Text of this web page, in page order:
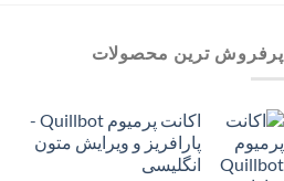
پرفروش ترین محصولات
اکانت پرمیوم Quillbot -
پارافریز و ویرایش متون
انگلیسی